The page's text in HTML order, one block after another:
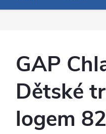
GAP
Dětské
logem